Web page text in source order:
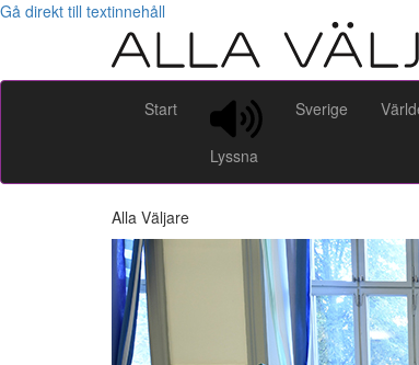
Gå direkt till textinnehåll
Start
Lyssna
Sverige
Alla Väljare